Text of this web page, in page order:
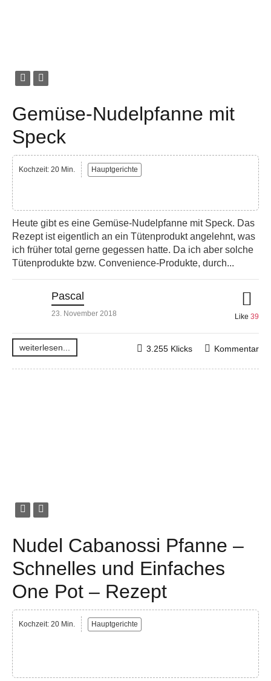
Gemüse-Nudelpfanne mit
Speck
Kochzeit: 20 Min. Hauptgerichte
Heute gibt es eine Gemüse-Nudelpfanne mit Speck. Das
Rezept ist eigentlich an ein Tütenprodukt angelehnt, was
ich früher total gerne gegessen hatte. Da ich aber solche
Tütenprodukte bzw. Convenience-Produkte, durch...
Pascal
23. November 2018 Like 39
weiterlesen... Kommentar
3.255 Klicks
Nudel Cabanossi Pfanne –
Schnelles und Einfaches
One Pot – Rezept
Kochzeit: 20 Min. Hauptgerichte